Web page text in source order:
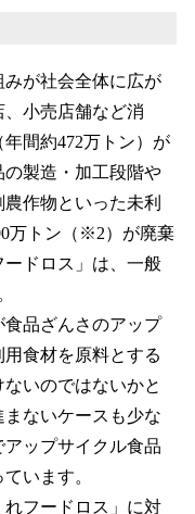
が社会全体に広が
小売店舗など消
間約472万トン）が
製造・加工段階や
作物といった未利
万トン（※2）が廃棄
ドロス」は、一般
品ざんさのアップ
食材を原料とする
いのではないかと
ないケースも少な
ップサイクル食品
います。
フードロス」に対